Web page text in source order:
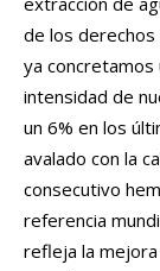
de los derechos
ya concretamos
intensidad de
un 6% en los
avalado con la
consecutivo
referencia
refleja la